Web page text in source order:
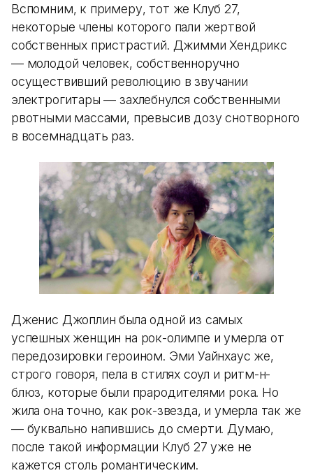
Вспомним, к примеру, тот же Клуб 27,
некоторые члены которого пали жертвой
собственных пристрастий. Джимми Хендрикс
— молодой человек, собственноручно
осуществивший революцию в звучании
электрогитары — захлебнулся собственными
рвотными массами, превысив дозу снотворного
в восемнадцать раз.
Дженис Джоплин была одной из самых
успешных женщин на рок-олимпе и умерла от
передозировки героином. Эми Уайнхаус же,
строго говоря, пела в стилях соул и ритм-н-
блюз, которые были прародителями рока. Но
жила она точно, как рок-звезда, и умерла так же
— буквально напившись до смерти. Думаю,
после такой информации Клуб 27 уже не
кажется столь романтическим.